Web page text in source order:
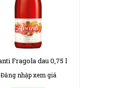
Avanti Fragola dau 0,75 l
Đăng nhập xem giá